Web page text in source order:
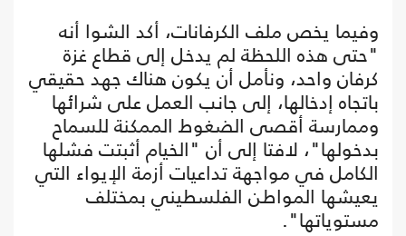
وفيما يخص ملف الكرفانات، أكد الشوا أنه
"حتى هذه اللحظة لم يدخل إلى قطاع غزة
كرفان واحد، ونأمل أن يكون هناك جهد حقيقي
باتجاه إدخالها، إلى جانب العمل على شرائها
وممارسة أقصى الضغوط الممكنة للسماح
بدخولها"، لافتا إلى أن "الخيام أثبتت فشلها
الكامل في مواجهة تداعيات أزمة الإيواء التي
يعيشها المواطن الفلسطيني بمختلف
مستوياتها".